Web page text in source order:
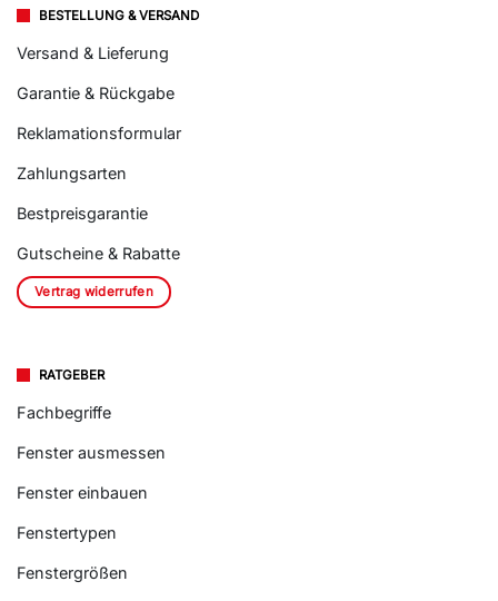
BESTELLUNG & VERSAND
Versand & Lieferung
Garantie & Rückgabe
Reklamationsformular
Zahlungsarten
Bestpreisgarantie
Gutscheine & Rabatte
Vertrag widerrufen
RATGEBER
Fachbegriffe
Fenster ausmessen
Fenster einbauen
Fenstertypen
Fenstergrößen